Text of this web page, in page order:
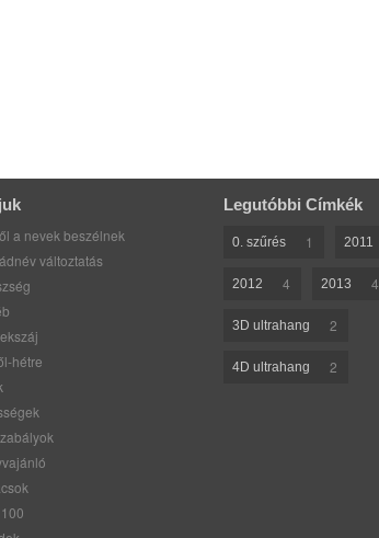
a nevek beszélnek
változtatás
hétre
Legutóbbi Címkék
0. szűrés 1 2011
2012 4 2013 4
3D ultrahang 2
4D ultrahang 2